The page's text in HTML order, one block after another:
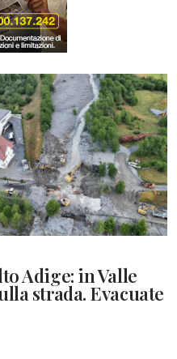
Adige: in Valle
strada. Evacuate